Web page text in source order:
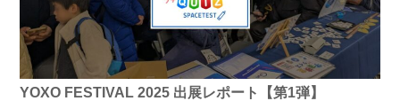
YOXO FESTIVAL 2025 出展レポート【第1弾】